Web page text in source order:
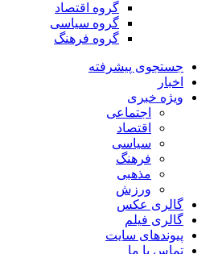
گروه اقتصاد
گروه سیاسی
گروه فرهنگ
جستجوی پیشرفته
اخبار
ویژه خبری
اجتماعی
اقتصاد
سیاسی
فرهنگ
مذهبی
ورزش
گالری عکس
گالری فیلم
پیوندهای سایت
تماس با ما